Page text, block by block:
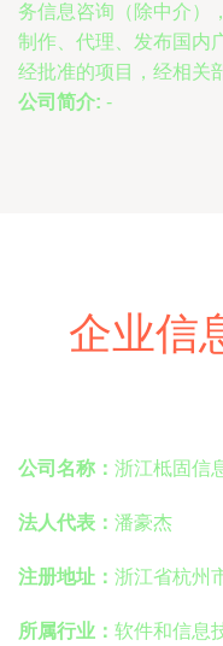
务信息咨询（除中介）
制作、代理、发布国内
经批准的项目，经相关
公司简介: -
企业信
公司名称： 浙江柢固信
法人代表： 潘豪杰
注册地址： 浙江省杭州
所属行业： 软件和信息